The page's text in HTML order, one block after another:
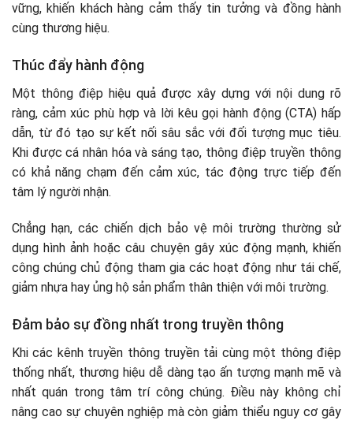
vững, khiến khách hàng cảm thấy tin tưởng và đồng hành
cùng thương hiệu.
Thúc đẩy hành động
Một thông điệp hiệu quả được xây dựng với nội dung rõ
ràng, cảm xúc phù hợp và lời kêu gọi hành động (CTA) hấp
dẫn, từ đó tạo sự kết nối sâu sắc với đối tượng mục tiêu.
Khi được cá nhân hóa và sáng tạo, thông điệp truyền thông
có khả năng chạm đến cảm xúc, tác động trực tiếp đến
tâm lý người nhận.
Chẳng hạn, các chiến dịch bảo vệ môi trường thường sử
dụng hình ảnh hoặc câu chuyện gây xúc động mạnh, khiến
công chúng chủ động tham gia các hoạt động như tái chế,
giảm nhựa hay ủng hộ sản phẩm thân thiện với môi trường.
Đảm bảo sự đồng nhất trong truyền thông
Khi các kênh truyền thông truyền tải cùng một thông điệp
thống nhất, thương hiệu dễ dàng tạo ấn tượng mạnh mẽ và
nhất quán trong tâm trí công chúng. Điều này không chỉ
nâng cao sự chuyên nghiệp mà còn giảm thiểu nguy cơ gây